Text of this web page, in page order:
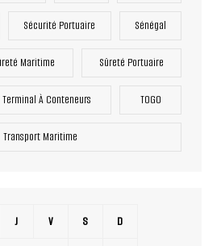
Sécurité Portuaire Sénégal
Maritime Sûreté Portuaire
Terminal À Conteneurs TOGO
Transport Maritime
J V S D